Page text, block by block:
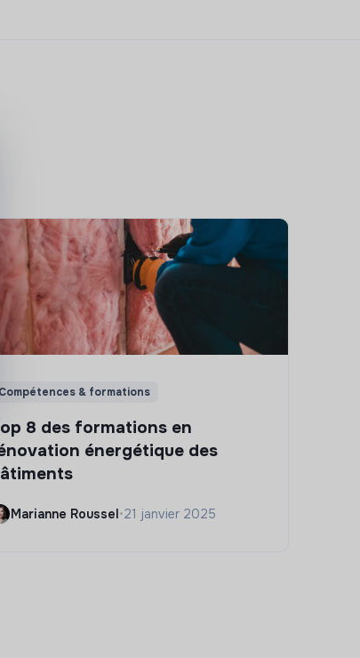
Compétences & formations
8 des formations en
énergétique des
Marianne Roussel•21 janvier 2025